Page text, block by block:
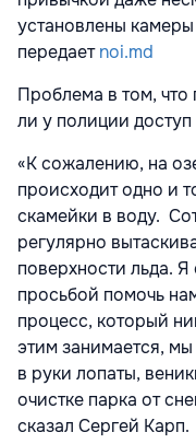
установлены
передаетnoi.md
Проблема в том, что
ли у полиции
«К сожалению, на
происходит одно и
скамейки в воду.
регулярно
поверхности льда.
просьбой помочь
процесс, который
этим занимается, мы
в руки лопаты,
очистке парка от
сказал Сергей Карп.